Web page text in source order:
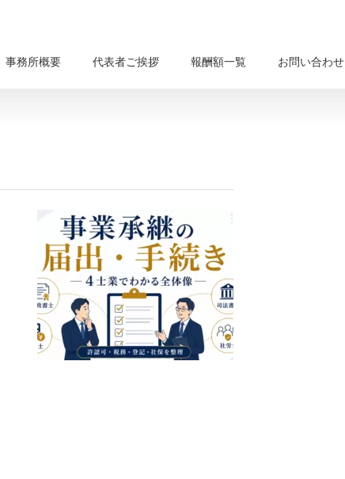
事務所概要 代表者ご挨拶 報酬額一覧 お問い合わせ